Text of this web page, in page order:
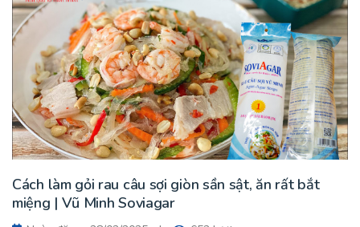
Cách làm gỏi rau câu sợi giòn sần sật, ăn rất bắt
miệng | Vũ Minh Soviagar